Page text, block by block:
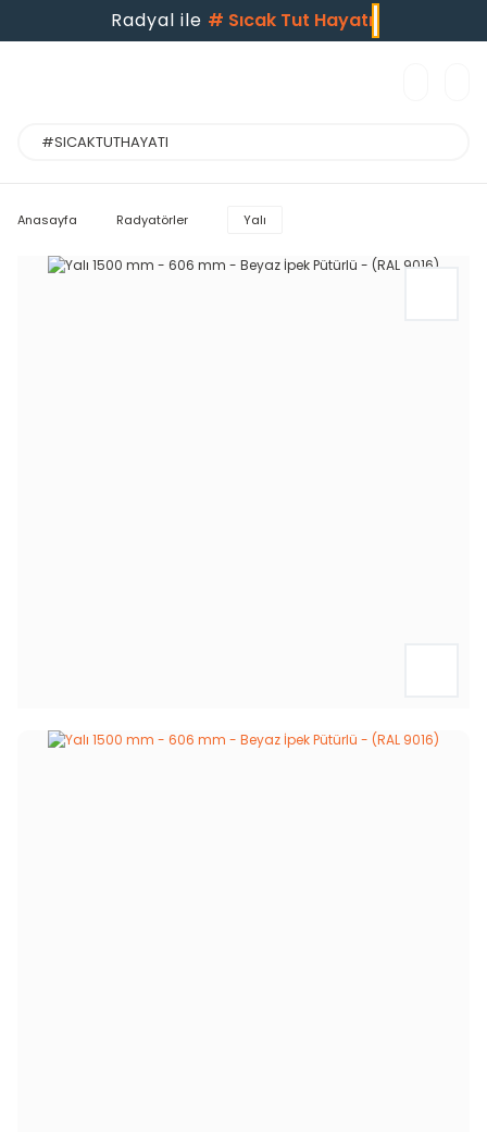
Radyal ile # Sıcak Tut Hayatı
Anasayfa Radyatörler Yalı